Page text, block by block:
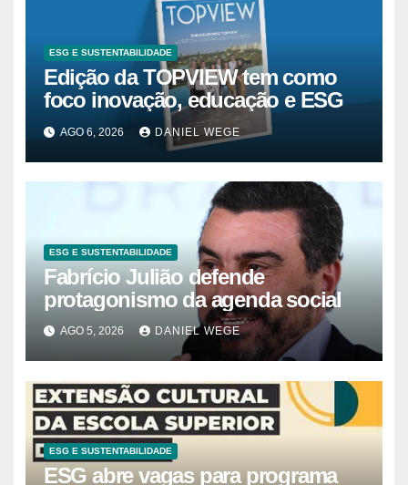
ESG E SUSTENTABILIDADE
Edição da TOPVIEW tem como
foco inovação, educação e ESG
AGO 6, 2026 DANIEL WEGE
ESG E SUSTENTABILIDADE
Fabrício Julião defende
protagonismo da agenda social
AGO 5, 2026 DANIEL WEGE
ESG E SUSTENTABILIDADE
ESG abre vagas para programa